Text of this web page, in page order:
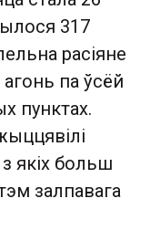
317
расіяне
па ўсёй
пунктах.
якіх больш
залпавага